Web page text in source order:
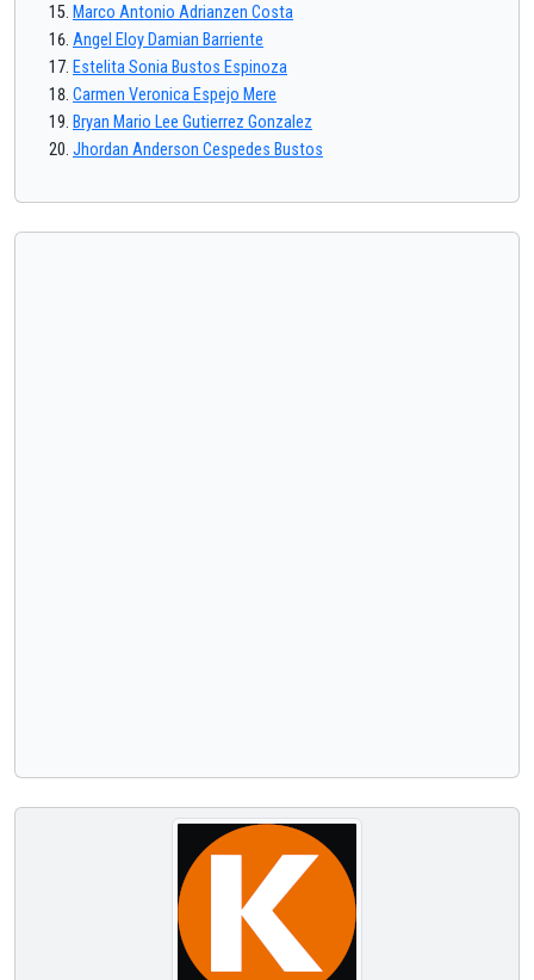
Marco Antonio Adrianzen Costa
Angel Eloy Damian Barriente
Estelita Sonia Bustos Espinoza
Carmen Veronica Espejo Mere
Bryan Mario Lee Gutierrez Gonzalez
Jhordan Anderson Cespedes Bustos